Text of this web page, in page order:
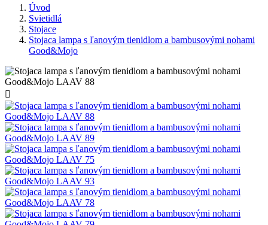
Úvod
Svietidlá
Stojace
Stojaca lampa s ľanovým tienidlom a bambusovými nohami
Good&Mojo
